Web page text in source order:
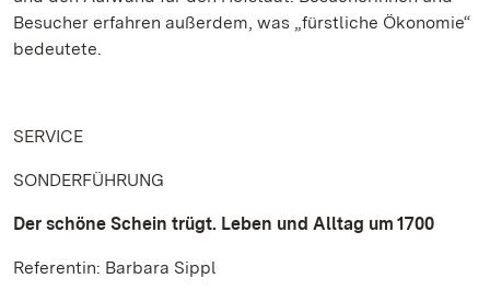
Besucher erfahren außerdem, was „fürstliche Ökonomie“
bedeutete.
SERVICE
SONDERFÜHRUNG
Der schöne Schein trügt. Leben und Alltag um 1700
Referentin: Barbara Sippl